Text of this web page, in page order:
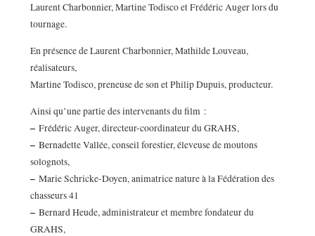
Laurent Charbonnier, Martine Todisco et Frédéric Auger lors du
tournage.
En présence de Laurent Charbonnier, Mathilde Louveau,
réalisateurs,
Martine Todisco, preneuse de son et Philip Dupuis, producteur.
Ainsi qu’une partie des intervenants du film :
–Frédéric Auger, directeur-coordinateur du GRAHS,
–Bernadette Vallée, conseil forestier, éleveuse de moutons
solognots,
–Marie Schricke-Doyen, animatrice nature à la Fédération des
chasseurs 41
–Bernard Heude, administrateur et membre fondateur du
GRAHS,